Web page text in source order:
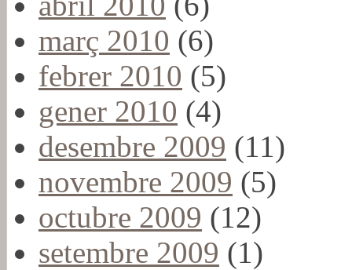
març 2010 (6)
febrer 2010 (5)
gener 2010 (4)
desembre 2009 (11)
novembre 2009 (5)
octubre 2009 (12)
setembre 2009 (1)